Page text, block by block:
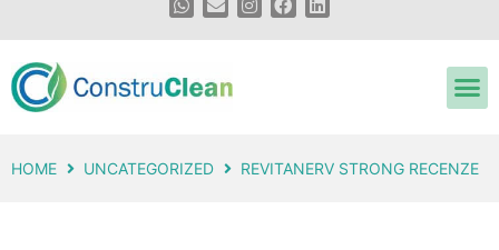
HOME UNCATEGORIZED REVITANERV STRONG RECENZE